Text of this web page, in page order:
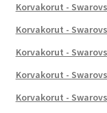
Korvakorut -
Korvakorut -
Korvakorut -
Korvakorut -
Korvakorut -